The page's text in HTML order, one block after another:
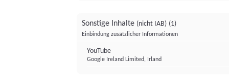
Sonstige Inhalte (nicht IAB) (1)
Einbindung zusätzlicher Informationen
YouTube
Google Ireland Limited, Irland